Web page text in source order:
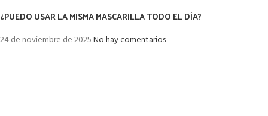
¿PUEDO USAR LA MISMA MASCARILLA TODO EL DÍA?
24 de noviembre de 2025No hay comentarios